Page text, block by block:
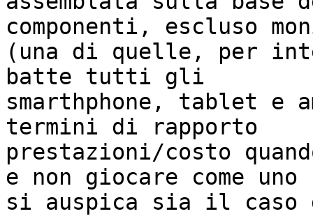
componenti, escluso
(una di quelle, per
batte tutti gli
smarthphone, tablet
termini di rapporto
prestazioni/costo
e non giocare come uno
si auspica sia il caso